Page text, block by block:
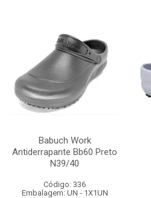
Babuch Work
Antiderrapante Bb60 Preto
N39/40
Código: 336
Embalagem: UN - 1X1UN